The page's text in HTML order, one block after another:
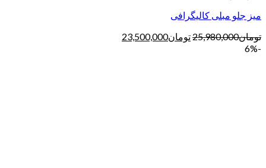
میز جلو مبلی کالیگرافی
تومان25,980,000تومان23,500,000
-6%